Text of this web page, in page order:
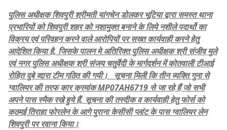
पुलिस अधीक्षक शिवपुरी श्रीमती यांगचेन डोलकर भूटिया द्वारा समस्त थाना
प्रभारियों को शिवपुरी शहर को नशामुक्त बनाने के लिये नशीले पदार्थो का
विक्रय एवं परिवहन करने वाले आरोपियों पर सख्त कार्यवाही करने हेतु
आदेशित किया है, जिसके पालन मे अतिरिक्त पुलिस अधीक्षक श्री संजीव मुले
एवं नगर पुलिस अधीक्षक श्री संजय चतुर्वेदी के मार्गदर्शन में कोतवाली टीआई
रोहित दुबे व्दारा टीम गठित की गयी। सूचना मिली कि तीन व्यक्ति गुना से
ग्वालियर की तरफ कार क्रमांक MP07AH6719 से जा रहे हैं जो सभी
अपने पास स्मैक रखे हुये हैं, सूचना की तस्दीक व कार्यवाही हेतु फोर्स को
कठमई तिराहा फोरलेन के आगे पुराना केसीसी प्लांट के पास ग्वालियर लेन
शिवपुरी पर रवाना किया।